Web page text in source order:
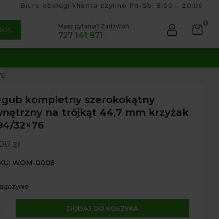
Biuro obsługi klienta czynne Pn-Sb: 8:00 – 20:00
Masz pytania? Zadzwoń
727 141 971
0
kompletny szerokokątny
na trójkąt 44,7 mm krzyżak
32×76
zł
WOM-0008
DODAJ DO KOSZYKA